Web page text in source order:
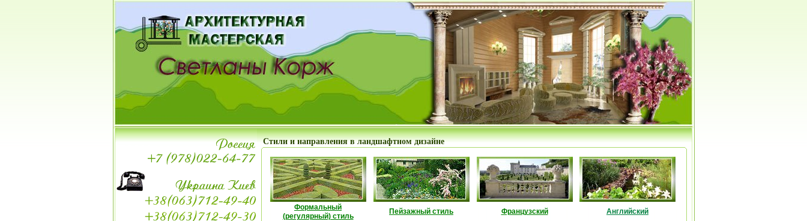
Стили и направления в ландшафтном дизайне
Формальный
(регулярный) стиль
Пейзажный стиль Французский Английский